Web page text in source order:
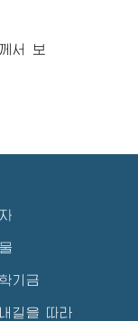
서 보
기금
길을 따라